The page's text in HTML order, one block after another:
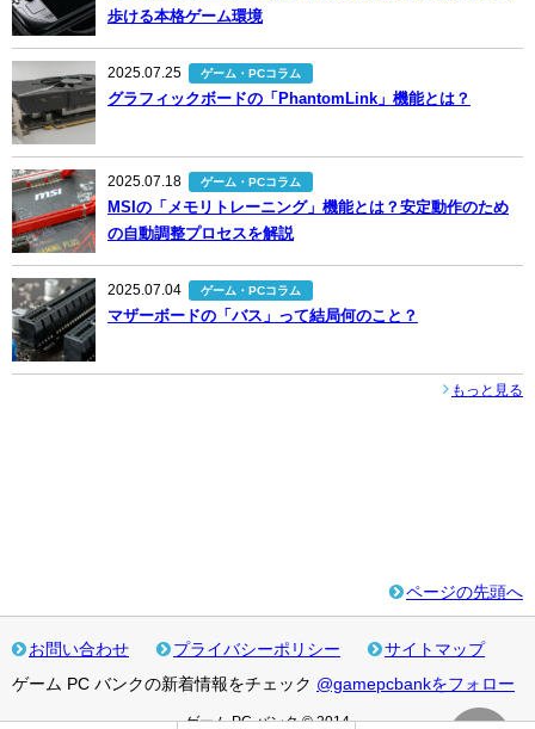
歩ける本格ゲーム環境
2025.07.25 ゲーム・PCコラム
グラフィックボードの「PhantomLink」機能とは？
2025.07.18 ゲーム・PCコラム
MSIの「メモリトレーニング」機能とは？安定動作のため
の自動調整プロセスを解説
2025.07.04 ゲーム・PCコラム
マザーボードの「バス」って結局何のこと？
もっと見る
ページの先頭へ
お問い合わせ プライバシーポリシー
サイトマップ
ゲーム PC バンクの新着情報をチェック @gamepcbankをフォロー
ゲーム PC バンク © 2014